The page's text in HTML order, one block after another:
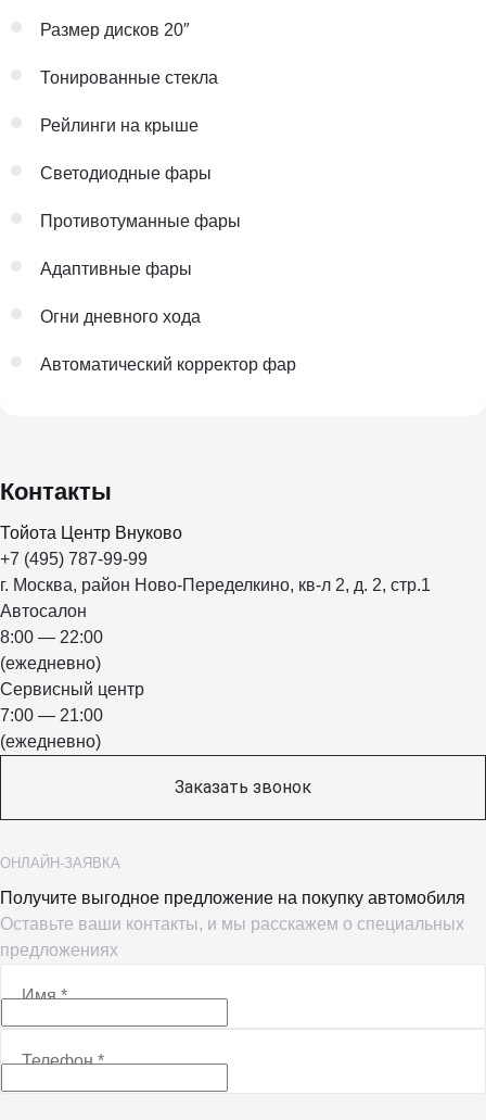
Размер дисков 20″
Тонированные стекла
Рейлинги на крыше
Светодиодные фары
Противотуманные фары
Адаптивные фары
Огни дневного хода
Автоматический корректор фар
Контакты
Тойота Центр Внуково
+7 (495) 787-99-99
г. Москва, район Ново-Переделкино, кв-л 2, д. 2, стр.1
Автосалон
8:00 — 22:00
(ежедневно)
Сервисный центр
7:00 — 21:00
(ежедневно)
Заказать звонок
ОНЛАЙН-ЗАЯВКА
Получите выгодное предложение на покупку автомобиля
Оставьте ваши контакты, и мы расскажем о специальных
предложениях
Имя*
Телефон*